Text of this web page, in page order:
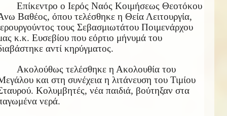
Επίκεντρο ο Ιερός Ναός Κοιμήσεως Θεοτόκου
Βαθέος, όπου τελέσθηκε η Θεία Λειτουργία,
τους Σεβασμιωτάτου Ποιμενάρχου
κ.κ. Ευσεβίου που εόρτιο μήνυμά του
αντί κηρύγματος.
Ακολούθως τελέσθηκε η Ακολουθία του
και στη συνέχεια η λιτάνευση του Τιμίου
Κολυμβητές, νέα παιδιά, βούτηξαν στα
νερά.